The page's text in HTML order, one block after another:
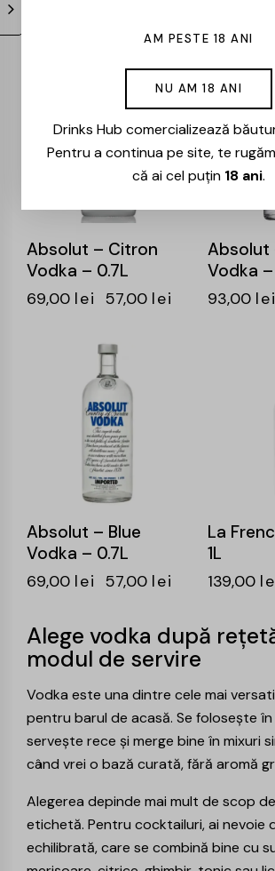
Absolut – Citron
Vodka – 0.7L
69,00 lei 57,00 lei
-15%
Absolut
Vodka –
93,00 lei
Absolut – Blue
Vodka – 0.7L
69,00 lei 57,00 lei
La
1L
139,00
Alege vodka după
modul de servire
Vodka este una dintre cele mai
pentru barul de acasă. Se folosește
servește rece și merge bine în mixuri
când vrei o bază curată, fără aromă
Alegerea depinde mai mult de scop
etichetă. Pentru cocktailuri, ai nevoie
echilibrată, care se combină bine cu
AM PESTE 18 ANI
NU AM 18 ANI
Drinks Hub comercializează
Pentru a continua pe site, te
că ai cel puțin 18 ani.